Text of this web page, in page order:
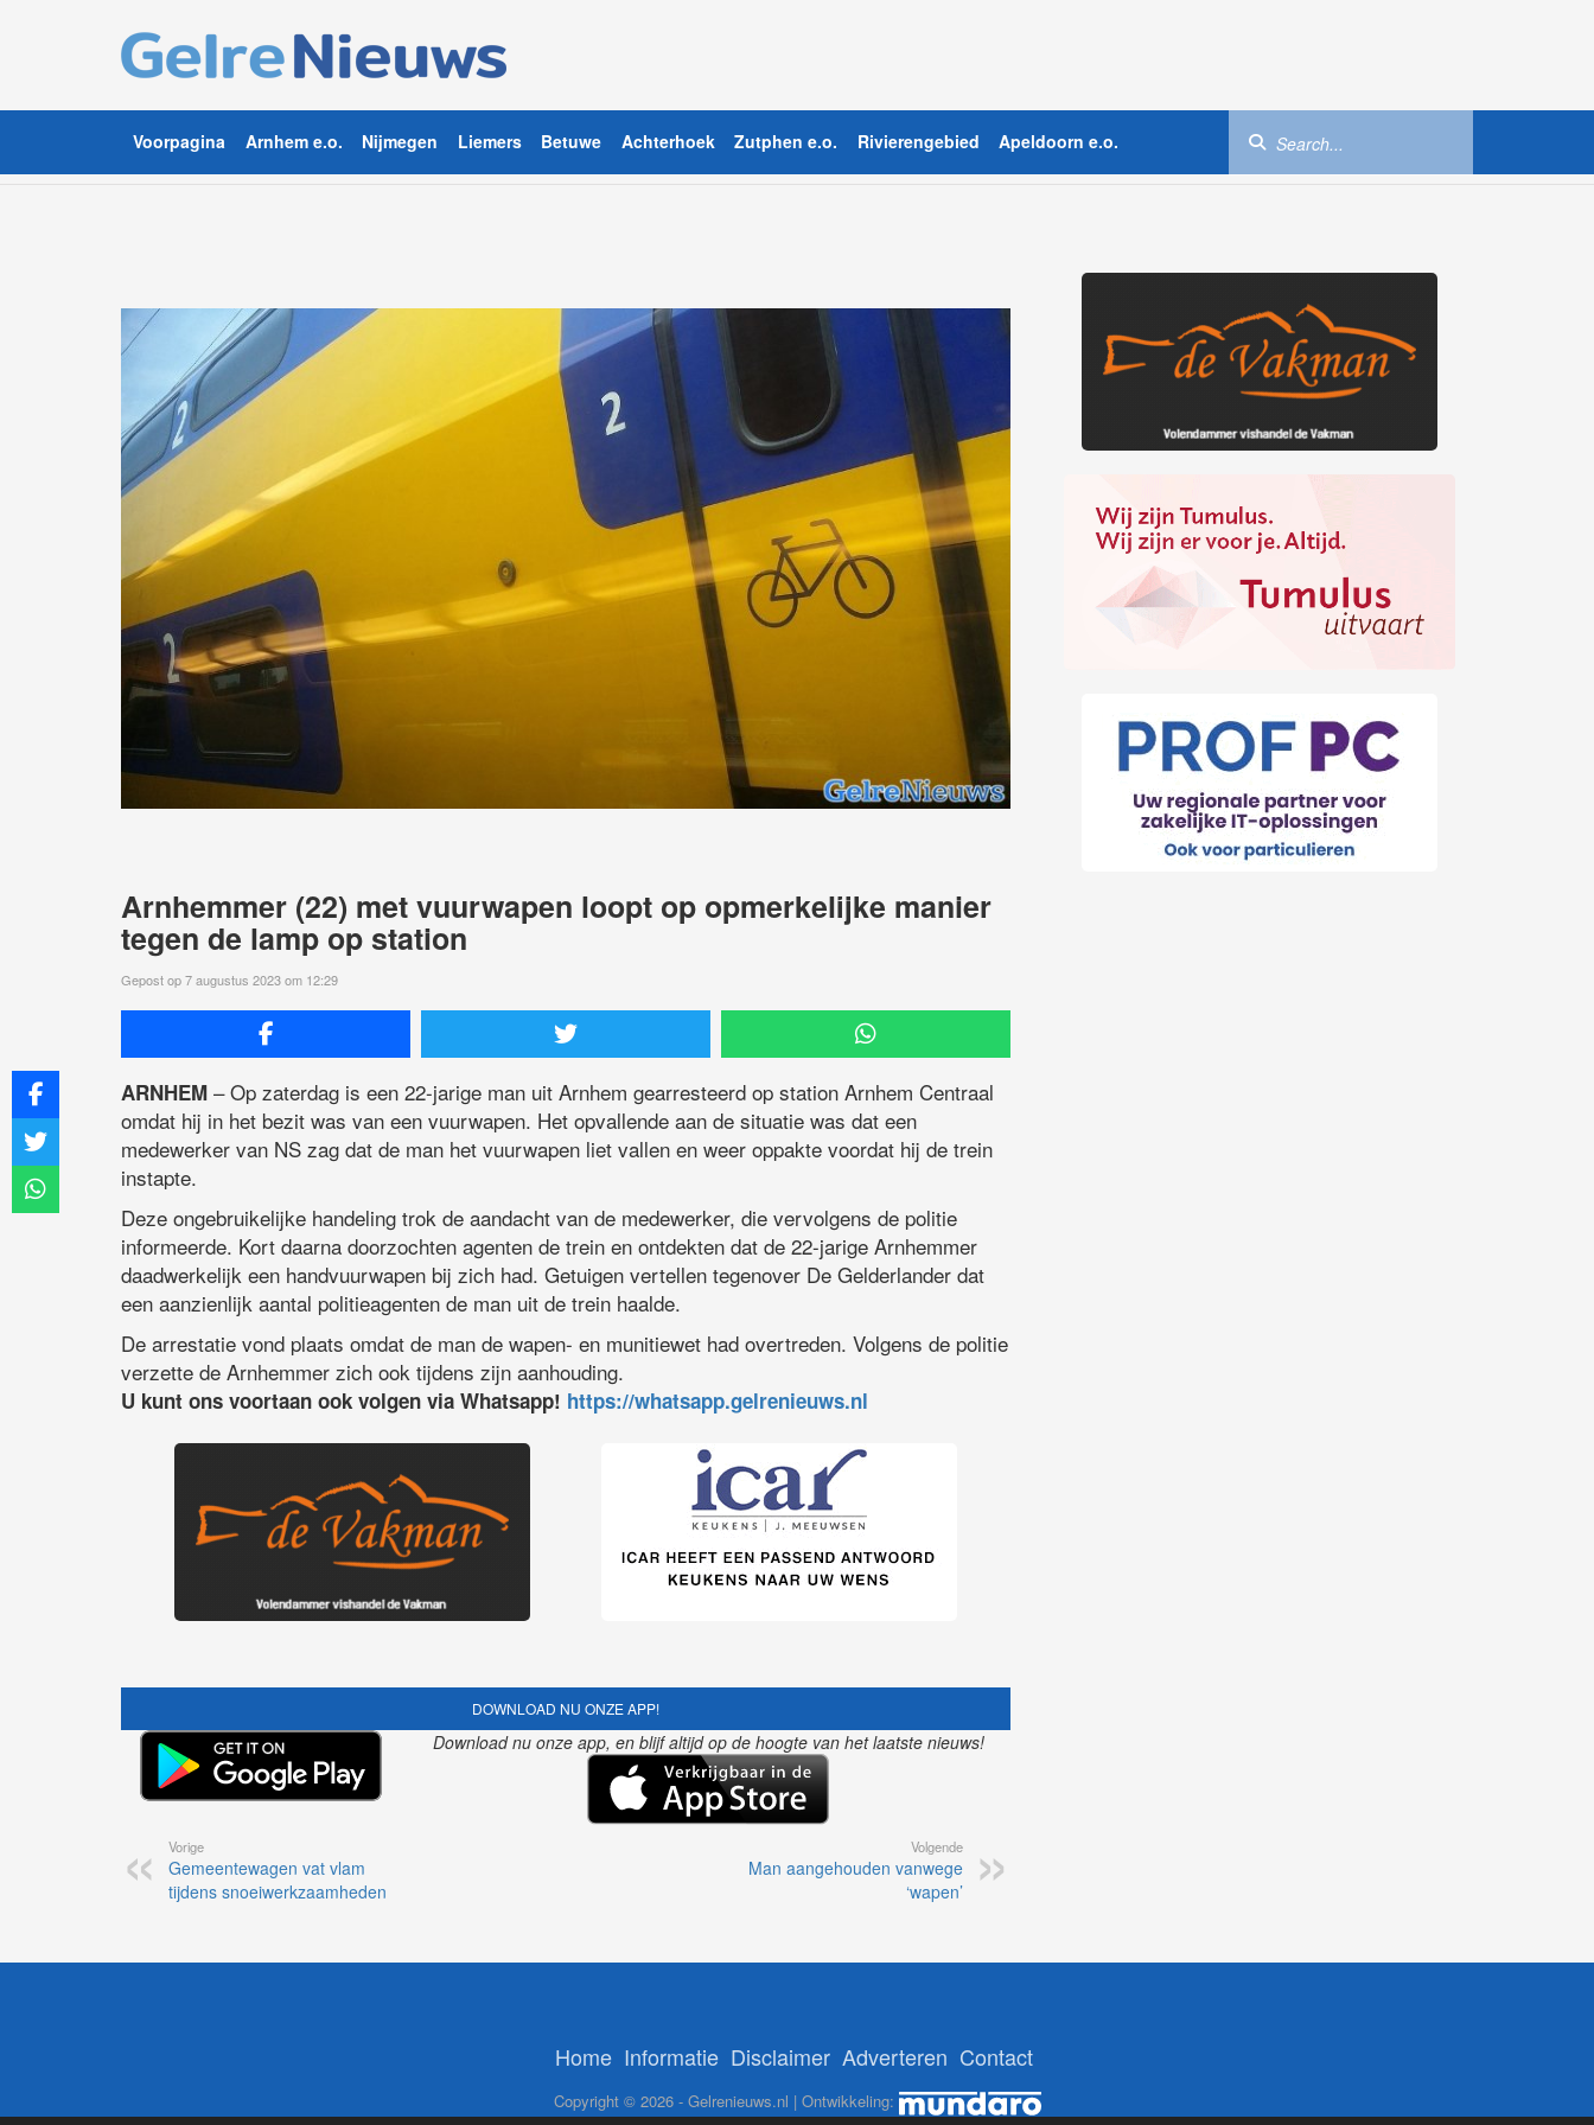
Voorpagina Arnhem e.o. Nijmegen Liemers Betuwe Achterhoek Zutphen e.o. Rivierengebied Apeldoorn e.o.
Arnhemmer (22) met vuurwapen loopt op opmerkelijke manier
tegen de lamp op station
Gepost op 7 augustus 2023 om 12:29
ARNHEM – Op zaterdag is een 22-jarige man uit Arnhem gearresteerd op station Arnhem Centraal
omdat hij in het bezit was van een vuurwapen. Het opvallende aan de situatie was dat een
medewerker van NS zag dat de man het vuurwapen liet vallen en weer oppakte voordat hij de trein
instapte.
Deze ongebruikelijke handeling trok de aandacht van de medewerker, die vervolgens de politie
informeerde. Kort daarna doorzochten agenten de trein en ontdekten dat de 22-jarige Arnhemmer
daadwerkelijk een handvuurwapen bij zich had. Getuigen vertellen tegenover De Gelderlander dat
een aanzienlijk aantal politieagenten de man uit de trein haalde.
De arrestatie vond plaats omdat de man de wapen- en munitiewet had overtreden. Volgens de politie
verzette de Arnhemmer zich ook tijdens zijn aanhouding.
U kunt ons voortaan ook volgen via Whatsapp! https://whatsapp.gelrenieuws.nl
DOWNLOAD NU ONZE APP!
Download nu onze app, en blijf altijd op de hoogte van het laatste nieuws!
Vorige
Gemeentewagen vat vlam
tijdens snoeiwerkzaamheden
Volgende
Man aangehouden vanwege
‘wapen’
Home Informatie Disclaimer Adverteren Contact
Copyright © 2026 - Gelrenieuws.nl | Ontwikkeling: